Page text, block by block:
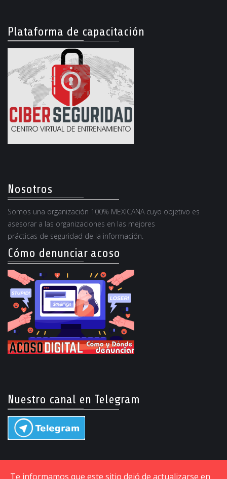
Plataforma de capacitación
Nosotros
Somos una organización 100% MEXICANA cuyo objetivo es
asesorar a las organizaciones en las mejores
prácticas de seguridad de la información.
Cómo denunciar acoso
Nuestro canal en Telegram
Te informamos que este sitio dejó de actualizarse en